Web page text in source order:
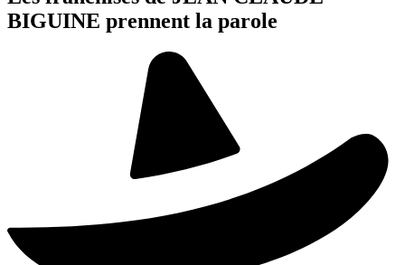
BIGUINE prennent la parole